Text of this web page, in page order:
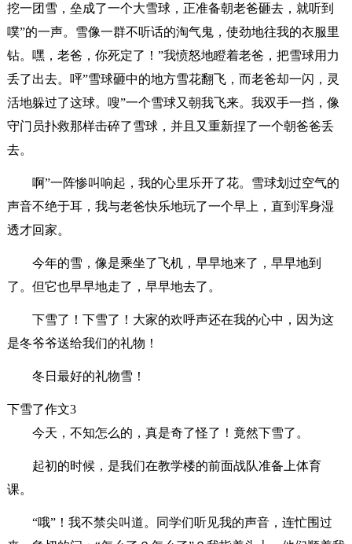
挖一团雪，垒成了一个大雪球，正准备朝老爸砸去，就听到
噗”的一声。雪像一群不听话的淘气鬼，使劲地往我的衣服里
钻。嘿，老爸，你死定了！”我愤怒地瞪着老爸，把雪球用力
丢了出去。呯”雪球砸中的地方雪花翻飞，而老爸却一闪，灵
活地躲过了这球。嗖”一个雪球又朝我飞来。我双手一挡，像
守门员扑救那样击碎了雪球，并且又重新捏了一个朝爸爸丢
去。
啊”一阵惨叫响起，我的心里乐开了花。雪球划过空气的
声音不绝于耳，我与老爸快乐地玩了一个早上，直到浑身湿
透才回家。
今年的雪，像是乘坐了飞机，早早地来了，早早地到
了。但它也早早地走了，早早地去了。
下雪了！下雪了！大家的欢呼声还在我的心中，因为这
是冬爷爷送给我们的礼物！
冬日最好的礼物雪！
下雪了作文3
今天，不知怎么的，真是奇了怪了！竟然下雪了。
起初的时候，是我们在教学楼的前面战队准备上体育
课。
“哦”！我不禁尖叫道。同学们听见我的声音，连忙围过